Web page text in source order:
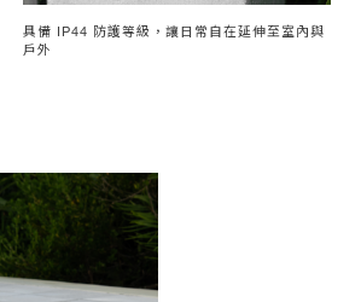
具備 IP44 防護等級，讓日常自在延伸至室內與
戶外